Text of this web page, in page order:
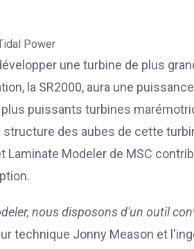
Power
une turbine de plus
la SR2000, aura une
puissants turbines
des aubes de cette
Laminate Modeler de MSC
nous disposons d'un outil
technique Jonny Meason et